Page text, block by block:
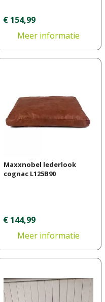
€ 154,99
Meer informatie
Maxxnobel lederlook
cognac L125B90
€ 144,99
Meer informatie